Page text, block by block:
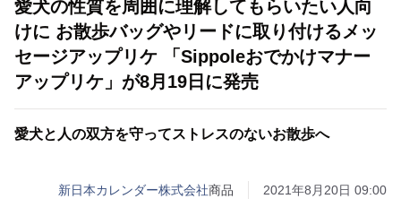
愛犬の性質を周囲に理解してもらいたい人向
けに お散歩バッグやリードに取り付けるメッ
セージアップリケ 「Sippoleおでかけマナー
アップリケ」が8月19日に発売
愛犬と人の双方を守ってストレスのないお散歩へ
新日本カレンダー株式会社商品 2021年8月20日 09:00